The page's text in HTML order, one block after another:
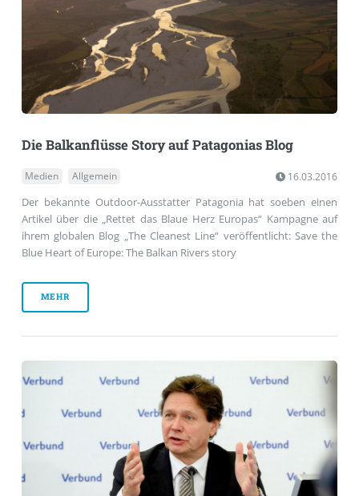
Die Balkanflüsse Story auf Patagonias Blog
Medien Allgemein 16.03.2016
Der bekannte Outdoor-Ausstatter Patagonia hat soeben einen
Artikel über die „Rettet das Blaue Herz Europas“ Kampagne auf
ihrem globalen Blog „The Cleanest Line“ veröffentlicht: Save the
Blue Heart of Europe: The Balkan Rivers story
MEHR